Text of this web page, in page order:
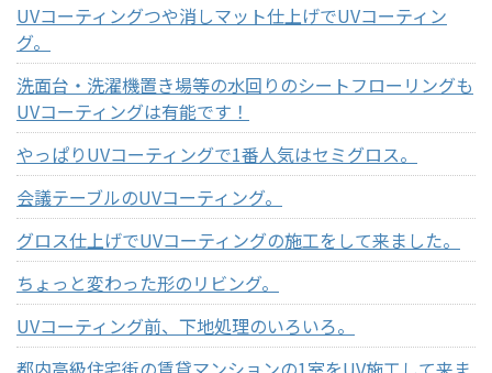
UVコーティングつや消しマット仕上げでUVコーティン
グ。
洗面台・洗濯機置き場等の水回りのシートフローリングも
UVコーティングは有能です！
やっぱりUVコーティングで1番人気はセミグロス。
会議テーブルのUVコーティング。
グロス仕上げでUVコーティングの施工をして来ました。
ちょっと変わった形のリビング。
UVコーティング前、下地処理のいろいろ。